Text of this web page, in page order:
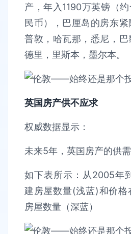
产，年入1190万英镑（
民币），巴厘岛的房东
普敦，哈瓦那，悉尼，
德里，里斯本，墨尔本。
英国房产供不应求
权威数据显示：
未来5年，英国房产的供需
如下表所示：从2005年
建房屋数量(浅蓝)和价格
房屋数量（深蓝）